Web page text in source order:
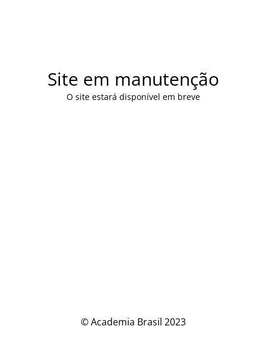
Site em manutenção
O site estará disponível em breve
© Academia Brasil 2023